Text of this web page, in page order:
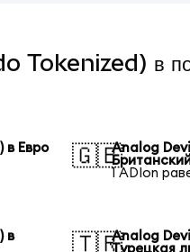
Tokenized) в
в Евро
🇬🇧Analog
1 ADIon
в
🇹🇷Analog
Турецкая